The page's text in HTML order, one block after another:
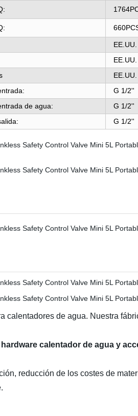
:
G 1/2''
de agua:
G 1/2''
: G 1/2''
calentadores de agua. Nuestra
calentador de agua y
reducción de los costes de